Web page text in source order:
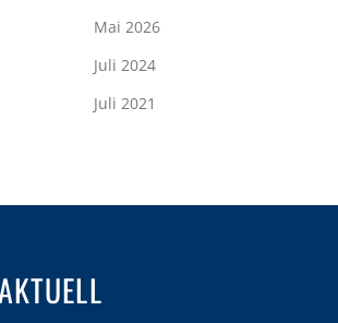
Mai 2026
Juli 2024
Juli 2021